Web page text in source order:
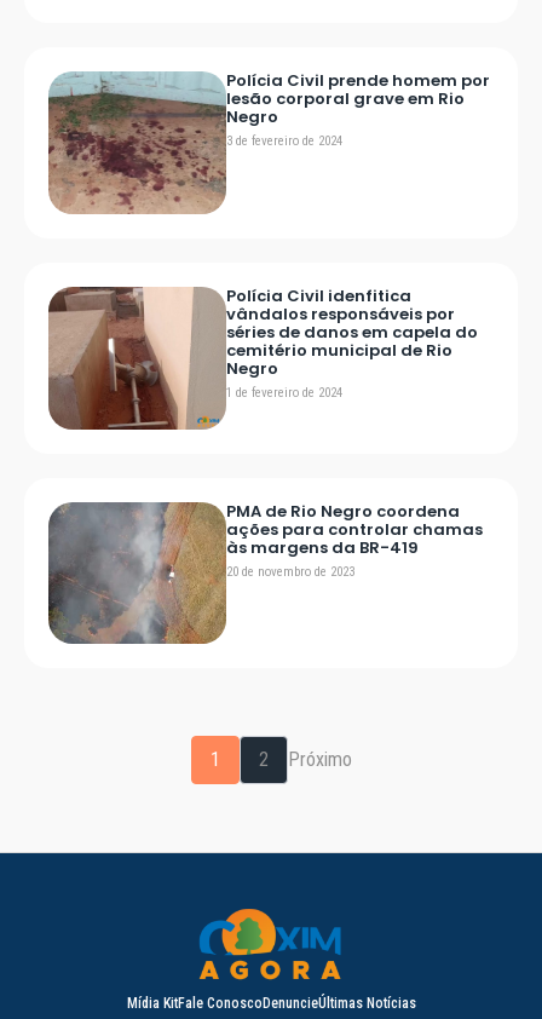
Polícia Civil prende homem por
lesão corporal grave em Rio
Negro
3 de fevereiro de 2024
Polícia Civil idenfitica
vândalos responsáveis por
séries de danos em capela do
cemitério municipal de Rio
Negro
1 de fevereiro de 2024
PMA de Rio Negro coordena
ações para controlar chamas
às margens da BR-419
20 de novembro de 2023
1 2 Próximo
Mídia KitFale ConoscoDenuncieÚltimas Notícias